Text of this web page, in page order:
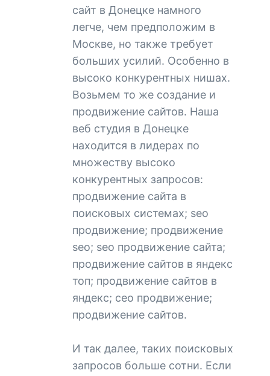
сайт в Донецке намного
легче, чем предположим в
Москве, но также требует
больших усилий. Особенно в
высоко конкурентных нишах.
Возьмем то же создание и
продвижение сайтов. Наша
веб студия в Донецке
находится в лидерах по
множеству высоко
конкурентных запросов:
продвижение сайта в
поисковых системах; seo
продвижение; продвижение
seo; seo продвижение сайта;
продвижение сайтов в яндекс
топ; продвижение сайтов в
яндекс; сео продвижение;
продвижение сайтов.
И так далее, таких поисковых
запросов больше сотни. Если